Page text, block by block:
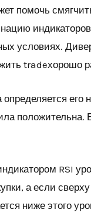
помочь
условиях.
tradeхорошо
RSI
а если
ниже этого